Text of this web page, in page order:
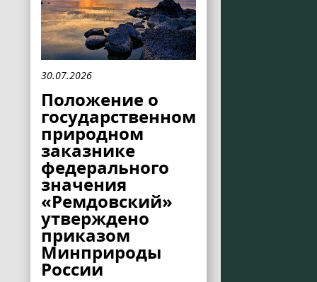
30.07.2026
Положение о
государственном
природном
заказнике
федерального
значения
«Ремдовский»
утверждено
приказом
Минприроды
России